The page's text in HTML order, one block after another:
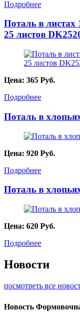
Подробнее
Поталь в листах
25 листов
Цена: 365 Руб.
Подробнее
Поталь в
Цена: 920 Руб.
Подробнее
Поталь в
Цена: 620 Руб.
Подробнее
Новости
посмотреть все
Новость